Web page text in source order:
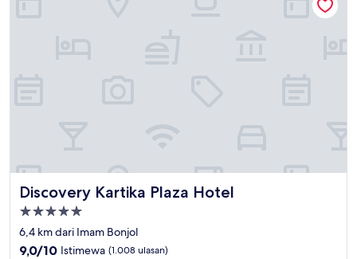
Discovery Kartika Plaza Hotel
Discovery Kartika Plaza Hotel
Properti
bintang
5.0
6,4 km dari Imam Bonjol
9.0
9,0/10 Istimewa (1.008 ulasan)